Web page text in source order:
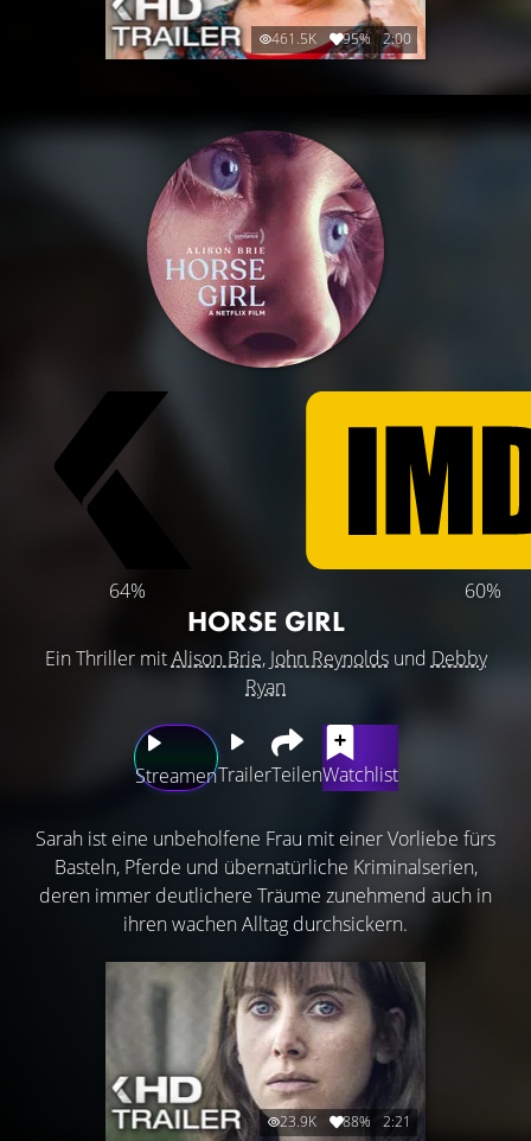
461.5K 95% 2:00
64% 60%
HORSE GIRL
Ein Thriller mitAlison Brie, John Reynoldsund Debby
Ryan
StreamenTrailerTeilenWatchlist
Sarah ist eine unbeholfene Frau mit einer Vorliebe fürs
Basteln, Pferde und übernatürliche Kriminalserien,
deren immer deutlichere Träume zunehmend auch in
ihren wachen Alltag durchsickern.
23.9K 88% 2:21